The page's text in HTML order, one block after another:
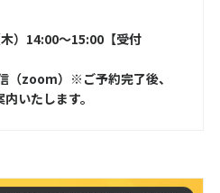
）14:00～15:00【受付
（zoom）※ご予約完了後、
いたします。